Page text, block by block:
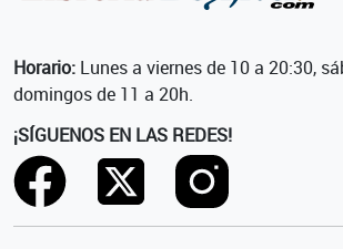
Horario: Lunes a viernes de 10 a 20:30,
domingos de 11 a 20h.
¡SÍGUENOS EN LAS REDES!